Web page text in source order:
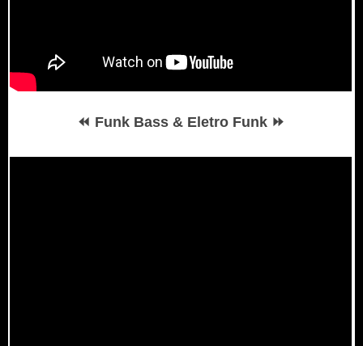
⏪ Funk Bass & Eletro Funk ⏩